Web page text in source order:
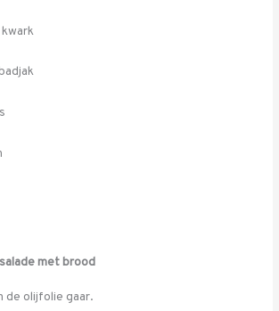
met brood
de olijfolie gaar.